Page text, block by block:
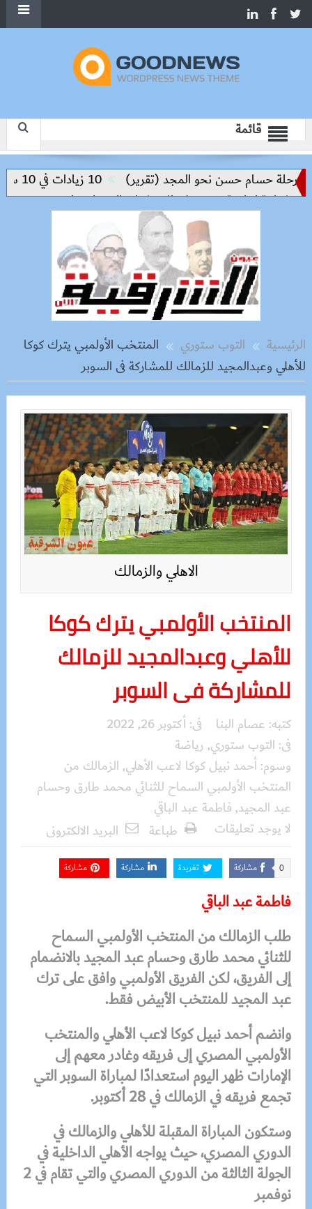
قائمة
حسام حسن نحو المجد (تقرير)
10 زيادات في 10 سنوات.. هل حان الوقت لرفع دعم البنزين نهائيا؟
إنتاجية ترتكز على الاستثمار والتكنولوجيا
الرئيسية التوب ستوري
المنتخب الأولمبي يترك كوكا
للأهلي وعبدالمجيد للزمالك للمشاركة فى السوبر
الاهلي والزمالك
المنتخب الأولمبي يترك كوكا
للأهلي وعبدالمجيد للزمالك
للمشاركة فى السوبر
كتبه: عصام البنا فى:أكتوبر 26, 2022
فى: التوب ستوري, رياضة
وسوم:أحمد نبيل كوكا لاعب الأهلي, الزمالك من
المنتخب الأولمبي السماح للثنائي محمد طارق وحسام
عبد المجيد, فاطمة عبد الباقي
لا يوجد تعليقات
طباعة البريد الالكترونى
مشاركة 0 تغريدة مشاركة مشاركة
فاطمة عبد الباقي
طلب الزمالك من المنتخب الأولمبي السماح
للثنائي محمد طارق وحسام عبد المجيد بالانضمام
إلى الفريق، لكن الفريق الأولمبي وافق على ترك
عبد المجيد للمنتخب الأبيض فقط.
وانضم أحمد نبيل كوكا لاعب الأهلي والمنتخب
الأولمبي المصري إلى فريقه وغادر معهم إلى
الإمارات ظهر اليوم استعدادًا لمباراة السوبر التي
تجمع فريقه في الزمالك في 28 أكتوبر
.
وستكون المباراة المقبلة للأهلي والزمالك في
الدوري المصري، حيث يواجه الأهلي الداخلية في
الجولة الثالثة من الدوري المصري والتي تقام في 2
نوفمبر